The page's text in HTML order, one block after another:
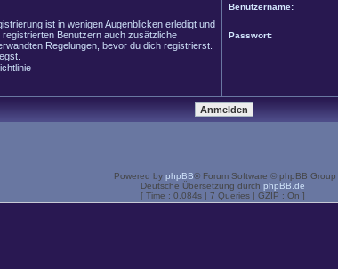
ist in wenigen Augenblicken erledigt und
Benutzern auch zusätzliche
Regelungen, bevor du dich registrierst.
Benutzername:
Passwort:
Powered by phpBB® Forum Software © phpBB Group
Deutsche Übersetzung durch phpBB.de
[ Time : 0.084s | 7 Queries | GZIP : On ]